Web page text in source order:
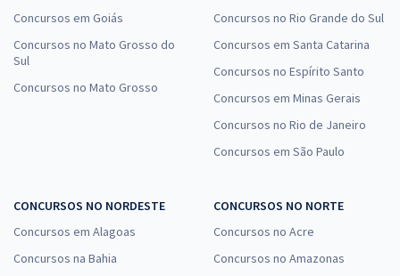
Concursos em Goiás
Concursos no Mato Grosso do
Sul
Concursos no Mato Grosso
Concursos no Rio Grande do Sul
Concursos em Santa Catarina
Concursos no Espírito Santo
Concursos em Minas Gerais
Concursos no Rio de Janeiro
Concursos em São Paulo
CONCURSOS NO NORDESTE
Concursos em Alagoas
Concursos na Bahia
CONCURSOS NO NORTE
Concursos no Acre
Concursos no Amazonas